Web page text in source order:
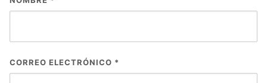
CORREO ELECTRÓNICO *